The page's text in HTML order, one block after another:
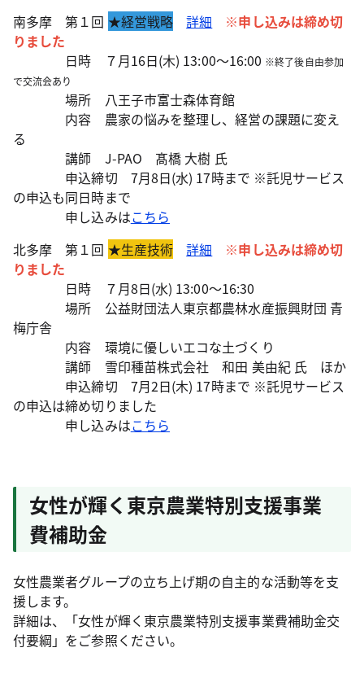
南多摩 第１回 ★経営戦略 詳細
※申し込みは締め切
りました
日時 ７月16日(木) 13:00～16:00 ※終了後自由参加
で交流会あり
場所 八王子市富士森体育館
内容 農家の悩みを整理し、経営の課題に変え
る
講師 J-PAO 髙橋 大樹 氏
申込締切 7月8日(水) 17時まで ※託児サービス
の申込も同日時まで
申し込みはこちら
北多摩 第１回 ★生産技術 詳細
※申し込みは締め切
りました
日時 ７月8日(水) 13:00～16:30
場所 公益財団法人東京都農林水産振興財団 青
梅庁舎
内容 環境に優しいエコな土づくり
講師 雪印種苗株式会社 和田 美由紀 氏 ほか
申込締切 7月2日(木) 17時まで ※託児サービス
の申込は締め切りました
申し込みはこちら
女性が輝く東京農業特別支援事業
費補助金
女性農業者グループの立ち上げ期の自主的な活動等を支
援します。
詳細は、「女性が輝く東京農業特別支援事業費補助金交
付要綱」をご参照ください。